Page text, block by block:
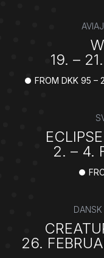
19. –
FROM DKK 95 –
2. – 4.
DANSK
26.